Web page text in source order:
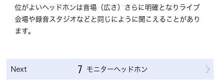
位がよいヘッドホンは音場（広さ）さらに明確となりライブ
会場や録音スタジオなどと同じにように聞こえることがあり
ます。
Next 7 モニターヘッドホン